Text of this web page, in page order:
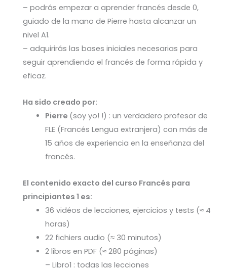
– podrás empezar a aprender francés desde 0,
guiado de la mano de Pierre hasta alcanzar un
nivel A1.
– adquirirás las bases iniciales necesarias para
seguir aprendiendo el francés de forma rápida y
eficaz.
Ha sido creado por:
Pierre (soy yo! !) : un verdadero profesor de
FLE (Francés Lengua extranjera) con más de
15 años de experiencia en la enseñanza del
francés.
El contenido exacto del curso Francés para
principiantes 1 es:
36 vidéos de lecciones, ejercicios y tests (≈ 4
horas)
22 fichiers audio (≈ 30 minutos)
2 libros en PDF (≈ 280 páginas)
– Libro1 : todas las lecciones